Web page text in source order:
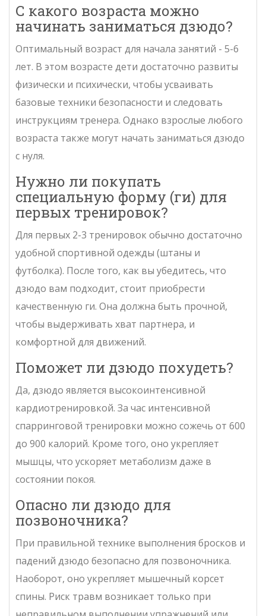
С какого возраста можно
начинать заниматься дзюдо?
Оптимальный возраст для начала занятий - 5-6
лет. В этом возрасте дети достаточно развиты
физически и психически, чтобы усваивать
базовые техники безопасности и следовать
инструкциям тренера. Однако взрослые любого
возраста также могут начать заниматься дзюдо
с нуля.
Нужно ли покупать
специальную форму (ги) для
первых тренировок?
Для первых 2-3 тренировок обычно достаточно
удобной спортивной одежды (штаны и
футболка). После того, как вы убедитесь, что
дзюдо вам подходит, стоит приобрести
качественную ги. Она должна быть прочной,
чтобы выдерживать хват партнера, и
комфортной для движений.
Поможет ли дзюдо похудеть?
Да, дзюдо является высокоинтенсивной
кардиотренировкой. За час интенсивной
спарринговой тренировки можно сожечь от 600
до 900 калорий. Кроме того, оно укрепляет
мышцы, что ускоряет метаболизм даже в
состоянии покоя.
Опасно ли дзюдо для
позвоночника?
При правильной технике выполнения бросков и
падений дзюдо безопасно для позвоночника.
Наоборот, оно укрепляет мышечный корсет
спины. Риск травм возникает только при